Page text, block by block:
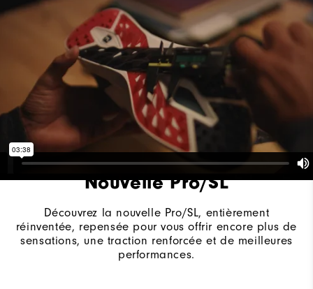
Système de laçage Lacets traditionnels
Adhérence Sans crampon
Stabilité Maintien optimal
Amorti Intermédiaire
Nouvelle Pro/SL
Découvrez la nouvelle Pro/SL, entièrement
réinventée, repensée pour vous offrir encore plus de
sensations, une traction renforcée et de meilleures
performances.